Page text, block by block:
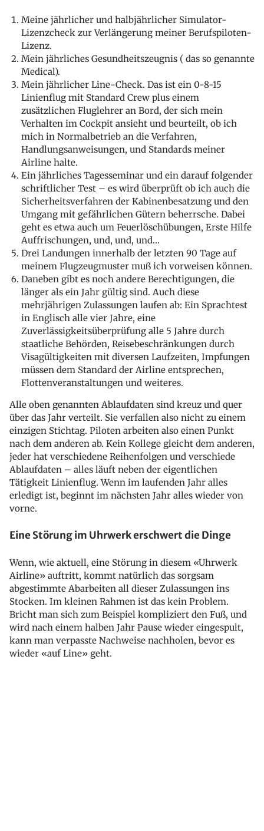
Meine jährlicher und halbjährlicher Simulator-
Lizenzcheck zur Verlängerung meiner Berufspiloten-
Lizenz.
Mein jährliches Gesundheitszeugnis ( das so genannte
Medical).
Mein jährlicher Line-Check. Das ist ein 0-8-15
Linienflug mit Standard Crew plus einem
zusätzlichen Fluglehrer an Bord, der sich mein
Verhalten im Cockpit ansieht und beurteilt, ob ich
mich in Normalbetrieb an die Verfahren,
Handlungsanweisungen, und Standards meiner
Airline halte.
Ein jährliches Tagesseminar und ein darauf folgender
schriftlicher Test – es wird überprüft ob ich auch die
Sicherheitsverfahren der Kabinenbesatzung und den
Umgang mit gefährlichen Gütern beherrsche. Dabei
geht es etwa auch um Feuerlöschübungen, Erste Hilfe
Auffrischungen, und, und, und…
Drei Landungen innerhalb der letzten 90 Tage auf
meinem Flugzeugmuster muß ich vorweisen können.
Daneben gibt es noch andere Berechtigungen, die
länger als ein Jahr gültig sind. Auch diese
mehrjährigen Zulassungen laufen ab: Ein Sprachtest
in Englisch alle vier Jahre, eine
Zuverlässigkeitsüberprüfung alle 5 Jahre durch
staatliche Behörden, Reisebeschränkungen durch
Visagültigkeiten mit diversen Laufzeiten, Impfungen
müssen dem Standard der Airline entsprechen,
Flottenveranstaltungen und weiteres.
Alle oben genannten Ablaufdaten sind kreuz und quer
über das Jahr verteilt. Sie verfallen also nicht zu einem
einzigen Stichtag. Piloten arbeiten also einen Punkt
nach dem anderen ab. Kein Kollege gleicht dem anderen,
jeder hat verschiedene Reihenfolgen und verschiede
Ablaufdaten – alles läuft neben der eigentlichen
Tätigkeit Linienflug. Wenn im laufenden Jahr alles
erledigt ist, beginnt im nächsten Jahr alles wieder von
vorne.
Eine Störung im Uhrwerk erschwert die Dinge
Wenn, wie aktuell, eine Störung in diesem «Uhrwerk
Airline» auftritt, kommt natürlich das sorgsam
abgestimmte Abarbeiten all dieser Zulassungen ins
Stocken. Im kleinen Rahmen ist das kein Problem.
Bricht man sich zum Beispiel kompliziert den Fuß, und
wird nach einem halben Jahr Pause wieder eingespult,
kann man verpasste Nachweise nachholen, bevor es
wieder «auf Line» geht.